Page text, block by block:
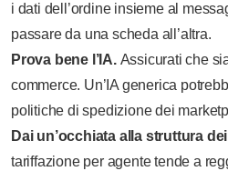
i dati dell’ordine insieme al
passare da una scheda all’altra.
Prova bene l’IA. Assicurati che
commerce. Un’IA generica
politiche di spedizione dei
Dai un’occhiata alla struttura
tariffazione per agente tende a